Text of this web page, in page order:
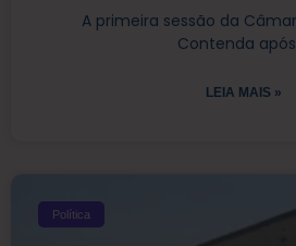
A primeira sessão da
Contenda
LEIA MAIS »
Política